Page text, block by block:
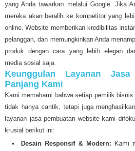
yang Anda tawarkan melalui Google. Jika
mereka akan beralih ke kompetitor yang
online. Website memberikan kredibilitas
pelanggan, dan memungkinkan Anda
produk dengan cara yang lebih elegan
media sosial saja.
Keunggulan Layanan
Panjang Kami
Kami memahami bahwa setiap pemilik
tidak hanya cantik, tetapi juga
layanan jasa pembuatan website kami
krusial berikut ini:
Desain Responsif & Modern: Kami